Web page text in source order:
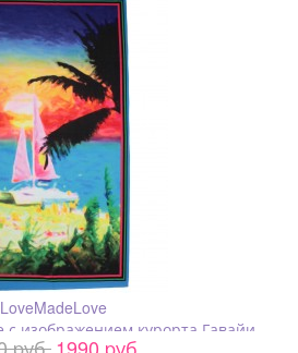
LoveMadeLove
изображением курорта Гавайи